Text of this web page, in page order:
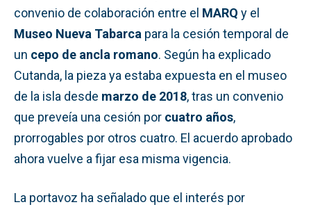
convenio de colaboración entre el MARQ y el
Museo Nueva Tabarca para la cesión temporal de
un cepo de ancla romano. Según ha explicado
Cutanda, la pieza ya estaba expuesta en el museo
de la isla desde marzo de 2018, tras un convenio
que preveía una cesión por cuatro años,
prorrogables por otros cuatro. El acuerdo aprobado
ahora vuelve a fijar esa misma vigencia.
La portavoz ha señalado que el interés por